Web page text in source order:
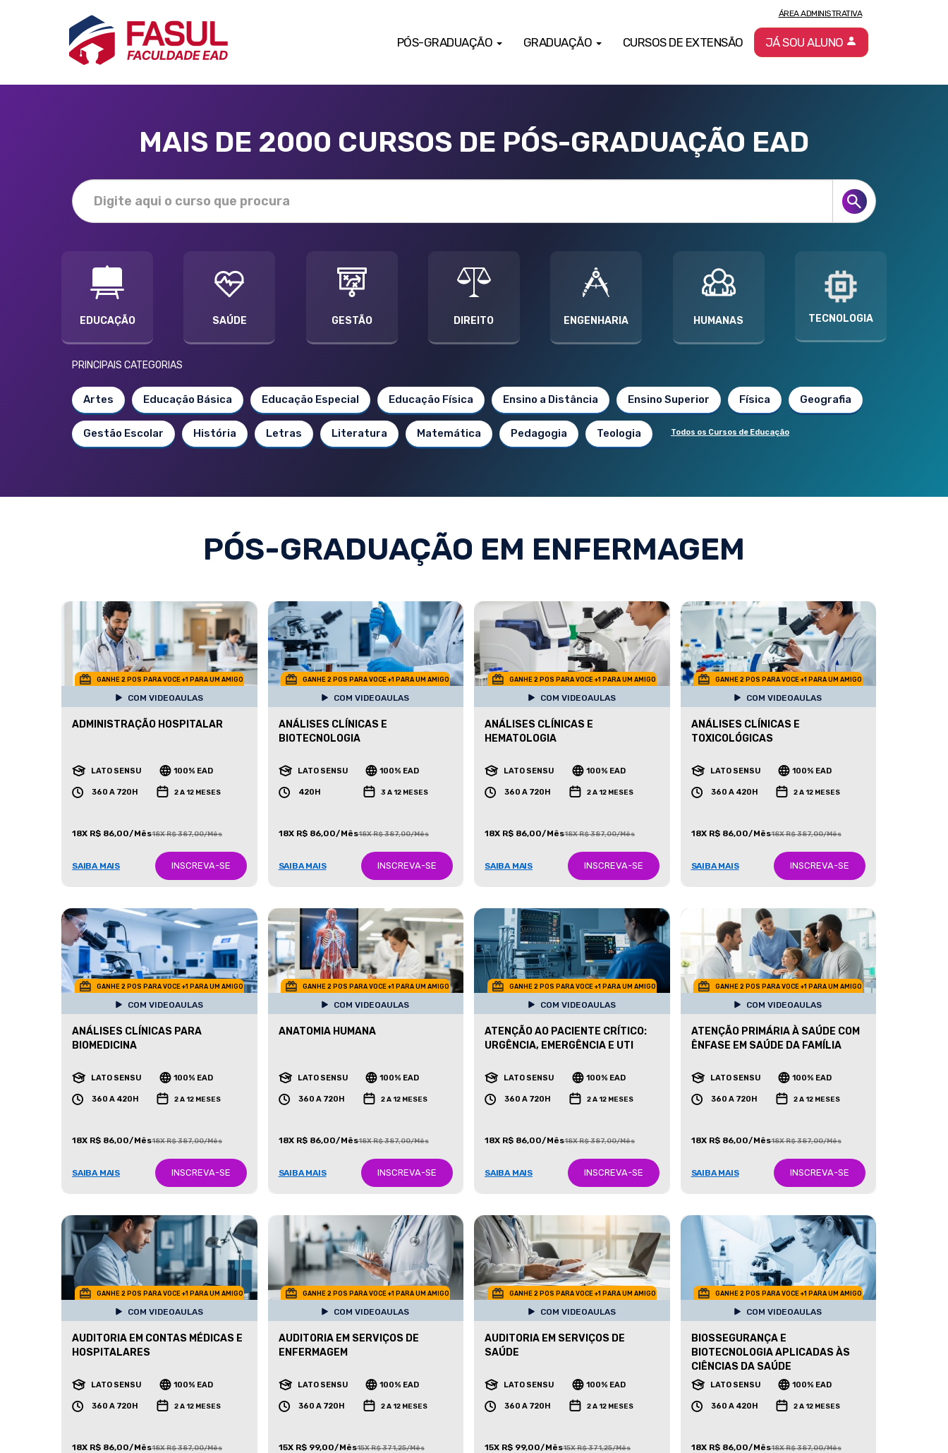
PÓS-GRADUAÇÃO GRADUAÇÃO CURSOS DE EXTENSÃO
ÁREA ADMINISTRATIVA
JÁ SOU ALUNO
MAIS DE 2000 CURSOS DE PÓS-GRADUAÇÃO EAD
EDUCAÇÃO SAÚDE GESTÃO DIREITO ENGENHARIA HUMANAS TECNOLOGIA
PRINCIPAIS CATEGORIAS
Artes Educação Básica Educação Especial Educação Física Ensino a Distância Ensino Superior Física Geografia
Gestão Escolar História Letras Literatura Matemática Pedagogia Teologia Todos os Cursos de Educação
PÓS-GRADUAÇÃO EM ENFERMAGEM
GANHE 2 POS PARA VOCE +1 PARA UM AMIGO
COM VIDEOAULAS
ADMINISTRAÇÃO HOSPITALAR
LATO SENSU 100% EAD
360 A 720H 2 A 12 MESES
18X R$ 86,00/Mês18X R$ 387,00/Mês
SAIBA MAIS INSCREVA-SE
GANHE 2 POS PARA VOCE +1 PARA UM AMIGO
COM VIDEOAULAS
ANÁLISES CLÍNICAS E
BIOTECNOLOGIA
LATO SENSU 100% EAD
420H 3 A 12 MESES
18X R$ 86,00/Mês18X R$ 387,00/Mês
SAIBA MAIS INSCREVA-SE
GANHE 2 POS PARA VOCE +1 PARA UM AMIGO
COM VIDEOAULAS
ANÁLISES CLÍNICAS E
HEMATOLOGIA
LATO SENSU 100% EAD
360 A 720H 2 A 12 MESES
18X R$ 86,00/Mês18X R$ 387,00/Mês
SAIBA MAIS INSCREVA-SE
GANHE 2 POS PARA VOCE +1 PARA UM AMIGO
COM VIDEOAULAS
ANÁLISES CLÍNICAS E
TOXICOLÓGICAS
LATO SENSU 100% EAD
360 A 420H 2 A 12 MESES
18X R$ 86,00/Mês18X R$ 387,00/Mês
SAIBA MAIS INSCREVA-SE
GANHE 2 POS PARA VOCE +1 PARA UM AMIGO
COM VIDEOAULAS
ANÁLISES CLÍNICAS PARA
BIOMEDICINA
LATO SENSU 100% EAD
360 A 420H 2 A 12 MESES
18X R$ 86,00/Mês18X R$ 387,00/Mês
SAIBA MAIS INSCREVA-SE
GANHE 2 POS PARA VOCE +1 PARA UM AMIGO
COM VIDEOAULAS
ANATOMIA HUMANA
LATO SENSU 100% EAD
360 A 720H 2 A 12 MESES
18X R$ 86,00/Mês18X R$ 387,00/Mês
SAIBA MAIS INSCREVA-SE
GANHE 2 POS PARA VOCE +1 PARA UM AMIGO
COM VIDEOAULAS
ATENÇÃO AO PACIENTE CRÍTICO:
URGÊNCIA, EMERGÊNCIA E UTI
LATO SENSU 100% EAD
360 A 720H 2 A 12 MESES
18X R$ 86,00/Mês18X R$ 387,00/Mês
SAIBA MAIS INSCREVA-SE
GANHE 2 POS PARA VOCE +1 PARA UM AMIGO
COM VIDEOAULAS
ATENÇÃO PRIMÁRIA À SAÚDE COM
ÊNFASE EM SAÚDE DA FAMÍLIA
LATO SENSU 100% EAD
360 A 720H 2 A 12 MESES
18X R$ 86,00/Mês18X R$ 387,00/Mês
SAIBA MAIS INSCREVA-SE
GANHE 2 POS PARA VOCE +1 PARA UM AMIGO
COM VIDEOAULAS
AUDITORIA EM CONTAS MÉDICAS E
HOSPITALARES
LATO SENSU 100% EAD
360 A 720H 2 A 12 MESES
18X R$ 86,00/Mês18X R$ 387,00/Mês
GANHE 2 POS PARA VOCE +1 PARA UM AMIGO
COM VIDEOAULAS
AUDITORIA EM SERVIÇOS DE
ENFERMAGEM
LATO SENSU 100% EAD
360 A 720H 2 A 12 MESES
15X R$ 99,00/Mês15X R$ 371,25/Mês
GANHE 2 POS PARA VOCE +1 PARA UM AMIGO
COM VIDEOAULAS
AUDITORIA EM SERVIÇOS DE
SAÚDE
LATO SENSU 100% EAD
360 A 720H 2 A 12 MESES
15X R$ 99,00/Mês15X R$ 371,25/Mês
GANHE 2 POS PARA VOCE +1 PARA UM AMIGO
COM VIDEOAULAS
BIOSSEGURANÇA E
BIOTECNOLOGIA APLICADAS ÀS
CIÊNCIAS DA SAÚDE
LATO SENSU 100% EAD
360 A 420H 2 A 12 MESES
18X R$ 86,00/Mês18X R$ 387,00/Mês